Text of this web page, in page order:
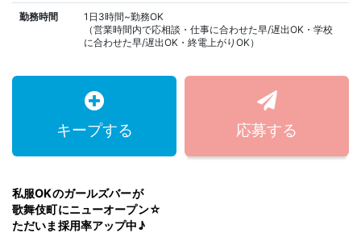
勤務時間
1日3時間~勤務OK
（営業時間内で応相談・仕事に合わせた早/遅出OK・学校
に合わせた早/遅出OK・終電上がりOK）
キープする 応募する
私服OKのガールズバーが
歌舞伎町にニューオープン☆
ただいま採用率アップ中♪